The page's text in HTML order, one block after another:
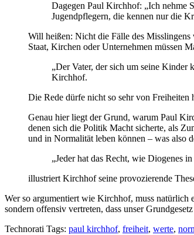
Dagegen Paul Kirchhof: „Ich nehme
Jugendpflegern, die kennen nur die
Will heißen: Nicht die Fälle des
Staat, Kirchen oder Unternehmen müssen
„Der Vater, der sich um seine Kinder
Kirchhof.
Die Rede dürfe nicht so sehr von Freiheiten
Genau hier liegt der Grund, warum Paul
denen sich die Politik Macht sicherte, als
und in Normalität leben können – was also
„Jeder hat das Recht, wie Diogenes
illustriert Kirchhof seine provozierende
Wer so argumentiert wie Kirchhof, muss natürlich
sondern offensiv vertreten, dass unser
Technorati Tags: paul kirchhof, freiheit, werte,